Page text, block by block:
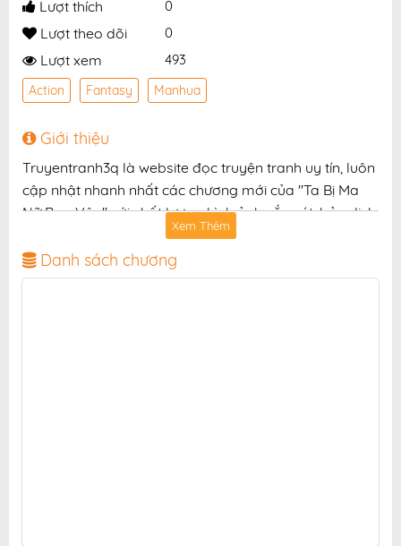
Lượt thích 0
Lượt theo dõi 0
Lượt xem 493
Action Fantasy Manhua
Giới thiệu
Truyentranh3q là website đọc truyện tranh uy tín, luôn
cập nhật nhanh nhất các chương mới của "Ta Bị Ma
Nữ Bao Vây" với chất lượng hình ảnh sắc nét, bản dịch
chuẩn và giao diện thân thiện, mang đến trải nghiệm
đọc truyện hấp dẫn, tiện lợi, hoàn toàn miễn phí cho
độc giả yêu thích truyện tranh online.
Xem Thêm
Danh sách chương